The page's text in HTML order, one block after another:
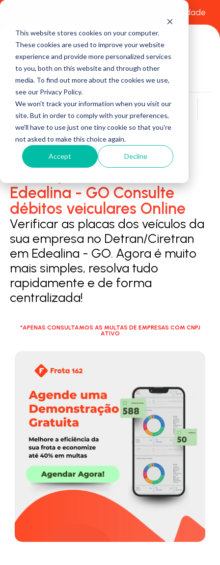
This website stores cookies on your computer.
These cookies are used to improve your website
experience and provide more personalized services
to you, both on this website and through other
media. To find out more about the cookies we use,
see our Privacy Policy.
We won't track your information when you visit our
site. But in order to comply with your preferences,
we'll have to use just one tiny cookie so that you're
not asked to make this choice again.
Accept Decline
Política de Privacidade
Buscar
Edealina - GO Consulte
débitos veiculares Online
Verificar as placas dos veículos da
sua empresa no Detran/Ciretran
em Edealina - GO. Agora é muito
mais simples, resolva tudo
rapidamente e de forma
centralizada!
*APENAS CONSULTAMOS AS MULTAS DE EMPRESAS COM CNPJ
ATIVO